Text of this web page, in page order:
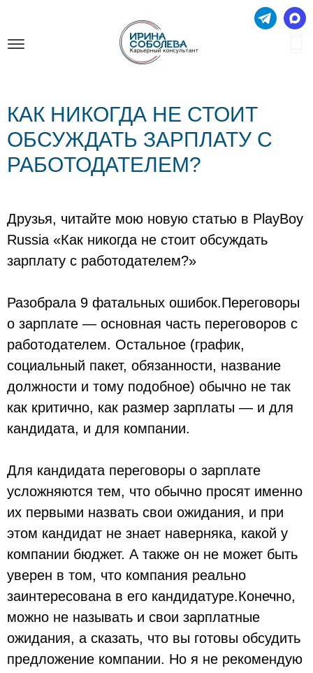
КАК НИКОГДА НЕ СТОИТ
ОБСУЖДАТЬ ЗАРПЛАТУ С
РАБОТОДАТЕЛЕМ?
Друзья, читайте мою новую статью в PlayBoy
Russia «Как никогда не стоит обсуждать
зарплату с работодателем?»
Разобрала 9 фатальных ошибок.Переговоры
о зарплате — основная часть переговоров с
работодателем. Остальное (график,
социальный пакет, обязанности, название
должности и тому подобное) обычно не так
как критично, как размер зарплаты — и для
кандидата, и для компании.
Для кандидата переговоры о зарплате
усложняются тем, что обычно просят именно
их первыми назвать свои ожидания, и при
этом кандидат не знает наверняка, какой у
компании бюджет. А также он не может быть
уверен в том, что компания реально
заинтересована в его кандидатуре.Конечно,
можно не называть и свои зарплатные
ожидания, а сказать, что вы готовы обсудить
предложение компании. Но я не рекомендую